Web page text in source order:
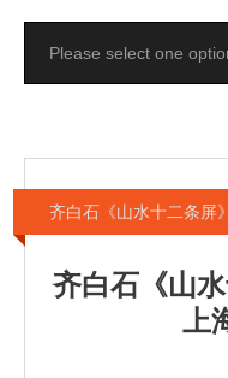
齐白石《山水十二条屏
齐白石《山
上